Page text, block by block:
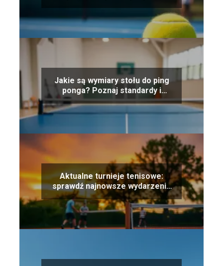
Jakie są wymiary stołu do ping
ponga? Poznaj standardy i
zasady
Aktualne turnieje tenisowe:
sprawdź najnowsze wydarzenia
sportowe!